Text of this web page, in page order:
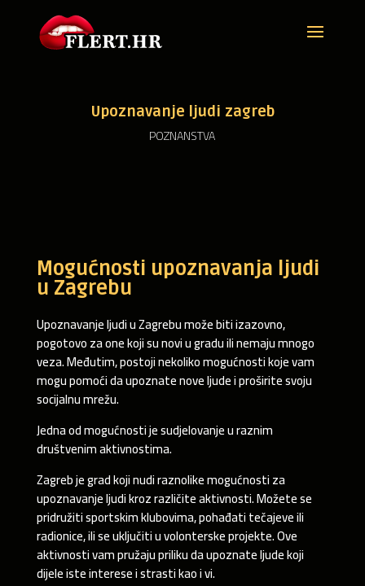
Upoznavanje ljudi zagreb
POZNANSTVA
Mogućnosti upoznavanja ljudi
u Zagrebu
Upoznavanje ljudi u Zagrebu može biti izazovno,
pogotovo za one koji su novi u gradu ili nemaju mnogo
veza. Međutim, postoji nekoliko mogućnosti koje vam
mogu pomoći da upoznate nove ljude i proširite svoju
socijalnu mrežu.
Jedna od mogućnosti je sudjelovanje u raznim
društvenim aktivnostima.
Zagreb je grad koji nudi raznolike mogućnosti za
upoznavanje ljudi kroz različite aktivnosti. Možete se
pridružiti sportskim klubovima, pohađati tečajeve ili
radionice, ili se uključiti u volonterske projekte. Ove
aktivnosti vam pružaju priliku da upoznate ljude koji
dijele iste interese i strasti kao i vi.